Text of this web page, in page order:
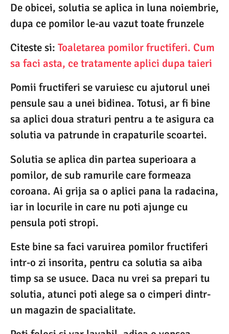
De obicei, solutia se aplica in luna noiembrie,
dupa ce pomilor le-au vazut toate frunzele
Citeste si: Toaletarea pomilor fructiferi. Cum
sa faci asta, ce tratamente aplici dupa taieri
Pomii fructiferi se varuiesc cu ajutorul unei
pensule sau a unei bidinea. Totusi, ar fi bine
sa aplici doua straturi pentru a te asigura ca
solutia va patrunde in crapaturile scoartei.
Solutia se aplica din partea superioara a
pomilor, de sub ramurile care formeaza
coroana. Ai grija sa o aplici pana la radacina,
iar in locurile in care nu poti ajunge cu
pensula poti stropi.
Este bine sa faci varuirea pomilor fructiferi
intr-o zi insorita, pentru ca solutia sa aiba
timp sa se usuce. Daca nu vrei sa prepari tu
solutia, atunci poti alege sa o cimperi dintr-
un magazin de spacialitate.